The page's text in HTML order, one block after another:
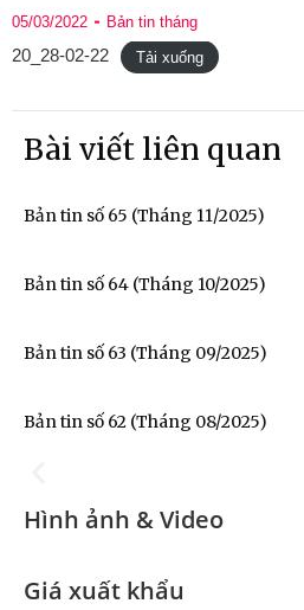
05/03/2022 Bản tin tháng
20_28-02-22 Tải xuống
Bài viết liên quan
Bản tin số 65 (Tháng 11/2025)
Bản tin số 64 (Tháng 10/2025)
Bản tin số 63 (Tháng 09/2025)
Bản tin số 62 (Tháng 08/2025)
Hong Kong SAR,
2025
Hình ảnh & Video
Giá xuất khẩu